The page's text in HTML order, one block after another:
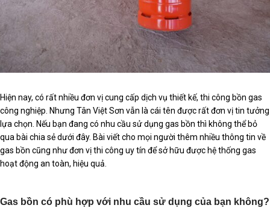
Hiện nay, có rất nhiều đơn vị cung cấp dịch vụ thiết kế, thi công bồn gas
công nghiệp. Nhưng Tân Việt Sơn vẫn là cái tên được rất đơn vị tin tưởng
lựa chọn. Nếu bạn đang có nhu cầu sử dụng gas bồn thì không thể bỏ
qua bài chia sẻ dưới đây. Bài viết cho mọi người thêm nhiều thông tin về
gas bồn cũng như đơn vị thi công uy tín để sở hữu được hệ thống gas
hoạt động an toàn, hiệu quả.
Gas bồn có phù hợp với nhu cầu sử dụng của bạn không?